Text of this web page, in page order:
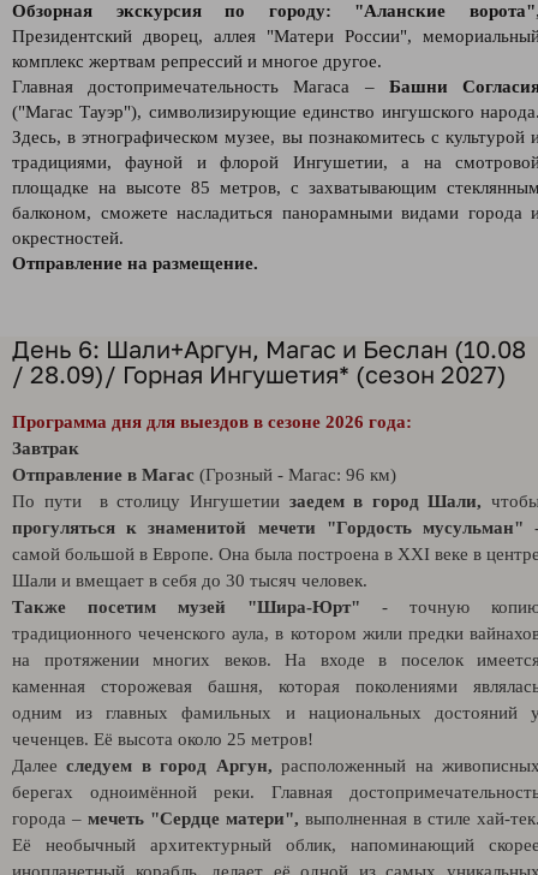
Обзорная экскурсия по городу: "Аланские ворота"
Президентский дворец, аллея "Матери России",
комплекс жертвам репрессий и многое другое.
Главная достопримечательность Магаса – Башни
("Магас Тауэр"), символизирующие единство ингушского
Здесь, в этнографическом музее, вы познакомитесь с культурой
традициями, фауной и флорой Ингушетии, а на
площадке на высоте 85 метров, с захватывающим
балконом, сможете насладиться панорамными видами города
окрестностей.
Отправление на размещение.
День 6: Шали+Аргун, Магас и Беслан (10.08
/ 28.09)/ Горная Ингушетия* (сезон 2027)
Программа дня для выездов в сезоне 2026 года:
Завтрак
Отправление в Магас (Грозный - Магас: 96 км)
По пути в столицу Ингушетии заедем в город Шали,
прогуляться к знаменитой мечети "Гордость мусульман"
самой большой в Европе. Она была построена в XXI веке в
Шали и вмещает в себя до 30 тысяч человек.
Также посетим музей "Шира-Юрт" - точную
традиционного чеченского аула, в котором жили предки
на протяжении многих веков. На входе в поселок
каменная сторожевая башня, которая поколениями
одним из главных фамильных и национальных достояний
чеченцев. Её высота около 25 метров!
Далее следуем в город Аргун, расположенный на
берегах одноимённой реки. Главная
города – мечеть "Сердце матери", выполненная в стиле хай-
Её необычный архитектурный облик, напоминающий